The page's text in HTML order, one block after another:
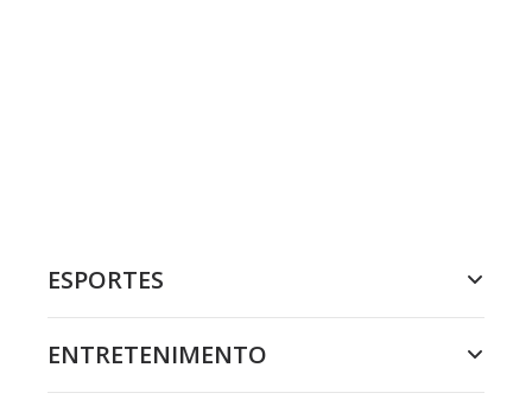
ESPORTES
ENTRETENIMENTO